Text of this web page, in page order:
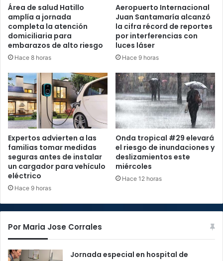
Área de salud Hatillo
amplía a jornada
completa la atención
domiciliaria para
embarazos de alto riesgo
Hace 8 horas
Aeropuerto Internacional
Juan Santamaría alcanzó
la cifra récord de reportes
por interferencias con
luces láser
Hace 9 horas
Expertos advierten a las
familias tomar medidas
seguras antes de instalar
un cargador para vehículo
eléctrico
Hace 9 horas
Onda tropical #29 elevará
el riesgo de inundaciones y
deslizamientos este
miércoles
Hace 12 horas
Por Maria Jose Corrales
Jornada especial en hospital de